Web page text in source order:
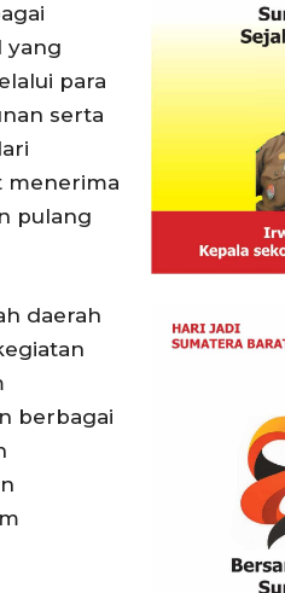
yang
para
serta
menerima
pulang
daerah
berbagai